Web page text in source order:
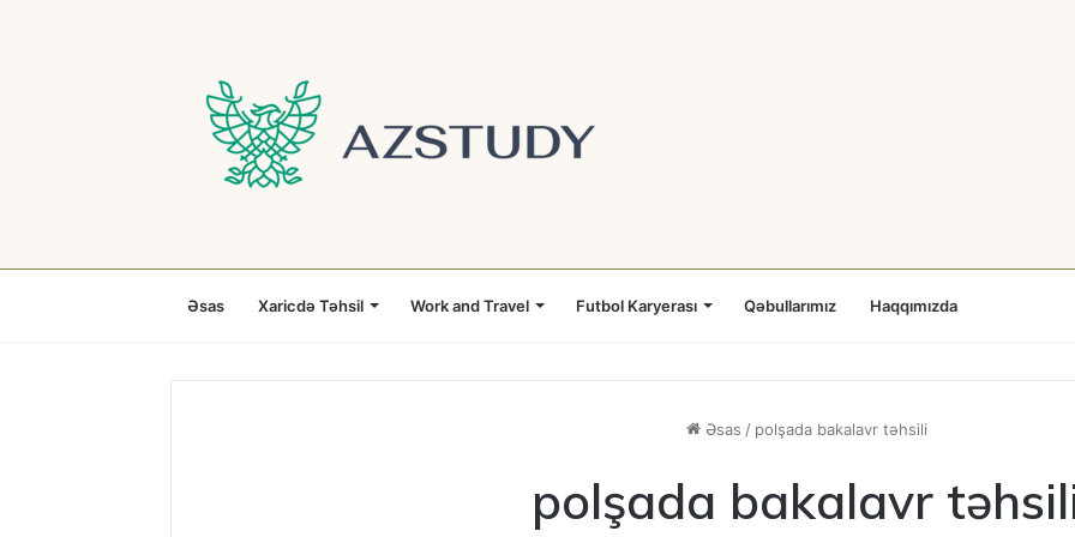
Əsas Xaricdə Təhsil Work and Travel Futbol Karyerası Qəbullarımız Haqqımızda
Əsas / polşada bakalavr təhsili
polşada bakalavr